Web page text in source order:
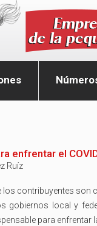
enfrentar el
Ruíz
los contribuyentes son
gobiernos local y
para enfrentar